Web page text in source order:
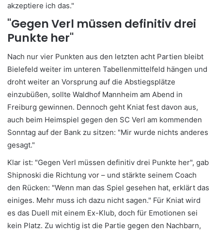
akzeptiere ich das."
"Gegen Verl müssen definitiv drei
Punkte her"
Nach nur vier Punkten aus den letzten acht Partien bleibt
Bielefeld weiter im unteren Tabellenmittelfeld hängen und
droht weiter an Vorsprung auf die Abstiegsplätze
einzubüßen, sollte Waldhof Mannheim am Abend in
Freiburg gewinnen. Dennoch geht Kniat fest davon aus,
auch beim Heimspiel gegen den SC Verl am kommenden
Sonntag auf der Bank zu sitzen: "Mir wurde nichts anderes
gesagt."
Klar ist: "Gegen Verl müssen definitiv drei Punkte her", gab
Shipnoski die Richtung vor – und stärkte seinem Coach
den Rücken: "Wenn man das Spiel gesehen hat, erklärt das
einiges. Mehr muss ich dazu nicht sagen." Für Kniat wird
es das Duell mit einem Ex-Klub, doch für Emotionen sei
kein Platz. Zu wichtig ist die Partie gegen den Nachbarn,